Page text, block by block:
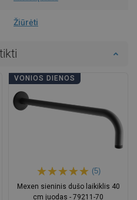
Žiūrėti
VONIOS DIENOS
(5)
Mexen sieninis dušo laikiklis 40
cm juodas - 79211-70